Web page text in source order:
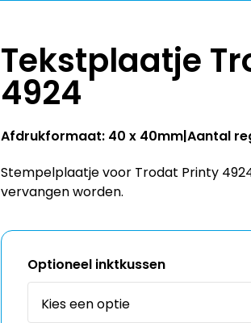
Tekstplaatje
4924
Afdrukformaat: 40 x 40mm Aantal
Stempelplaatje voor Trodat Printy
vervangen worden.
Optioneel inktkussen